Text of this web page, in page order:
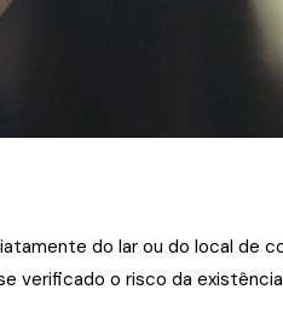
do lar ou do local de
verificado o risco da